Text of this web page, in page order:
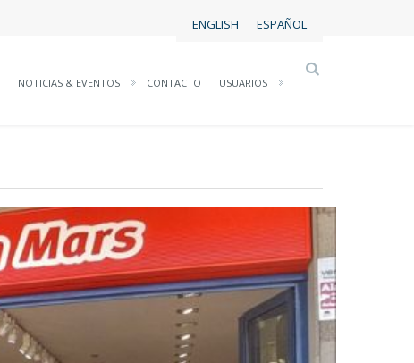
ENGLISH ESPAÑOL
NOTICIAS & EVENTOS CONTACTO USUARIOS